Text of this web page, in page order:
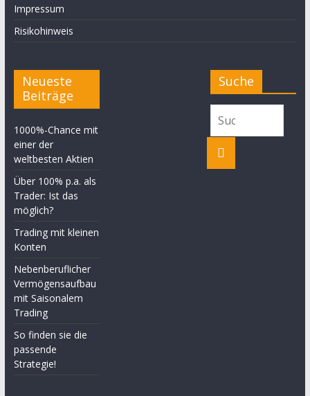
Impressum
Risikohinweis
Neueste
Beiträge
1000%-Chance mit
einer der
weltbesten Aktien
Über 100% p.a. als
Trader: Ist das
möglich?
Trading mit kleinen
Konten
Nebenberuflicher
Vermögensaufbau
mit Saisonalem
Trading
So finden sie die
passende
Strategie!
Suche